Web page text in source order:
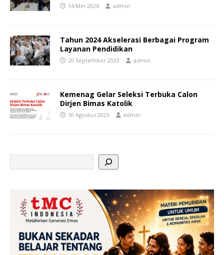
14 Mei 2026 admin
Tahun 2024 Akselerasi Berbagai Program
Layanan Pendidikan
20 September 2023 admin
Kemenag Gelar Seleksi Terbuka Calon
Dirjen Bimas Katolik
10 Agustus 2023 admin